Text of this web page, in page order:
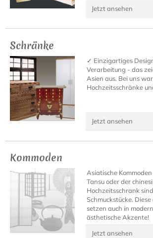
Jetzt ansehen
Schränke
✓ Einzigartiges
Verarbeitung - das
Asien aus. Bei uns
Hochzeitsschränke
Jetzt ansehen
Kommoden
Asiatische
Tansu oder der
Hochzeitsschrank
Schmuckstücke.
setzen auch in
ästhetische Akzente!
Jetzt ansehen